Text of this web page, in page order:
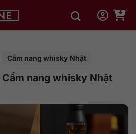
Cẩm nang whisky Nhật
Cẩm nang whisky Nhật